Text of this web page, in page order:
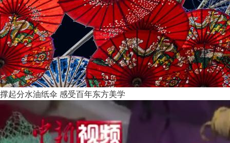
撑起分水油纸伞 感受百年东方美学